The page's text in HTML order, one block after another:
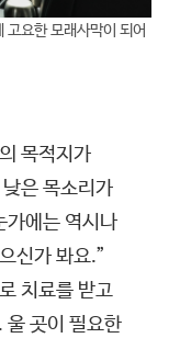
요한 모래사막이 되어
목적지가
은 목소리가
가에는 역시나
신가 봐요.”
치료를 받고
울 곳이 필요한